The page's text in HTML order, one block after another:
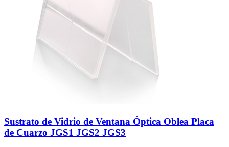
Sustrato de Vidrio de Ventana Óptica Oblea Placa
de Cuarzo JGS1 JGS2 JGS3